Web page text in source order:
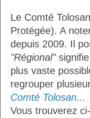
Le Comté
Protégée). A
depuis 2009. Il
"Régional"signifie
plus vaste
regrouper
Comté Tolosan...
Vous trouverez